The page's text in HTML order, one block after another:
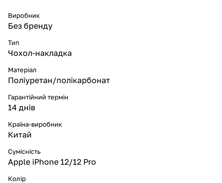
Виробник
Без бренду
Тип
Чохол-накладка
Матеріал
Поліуретан/полікарбонат
Гарантійний термін
14 днів
Країна-виробник
Китай
Сумісність
Apple iPhone 12/12 Pro
Колір